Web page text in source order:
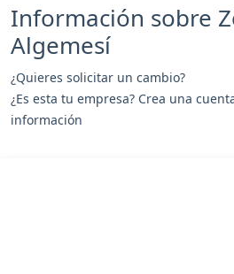
Información sobre
Algemesí
¿Quieres solicitar un cambio?
¿Es esta tu empresa? Crea una
información